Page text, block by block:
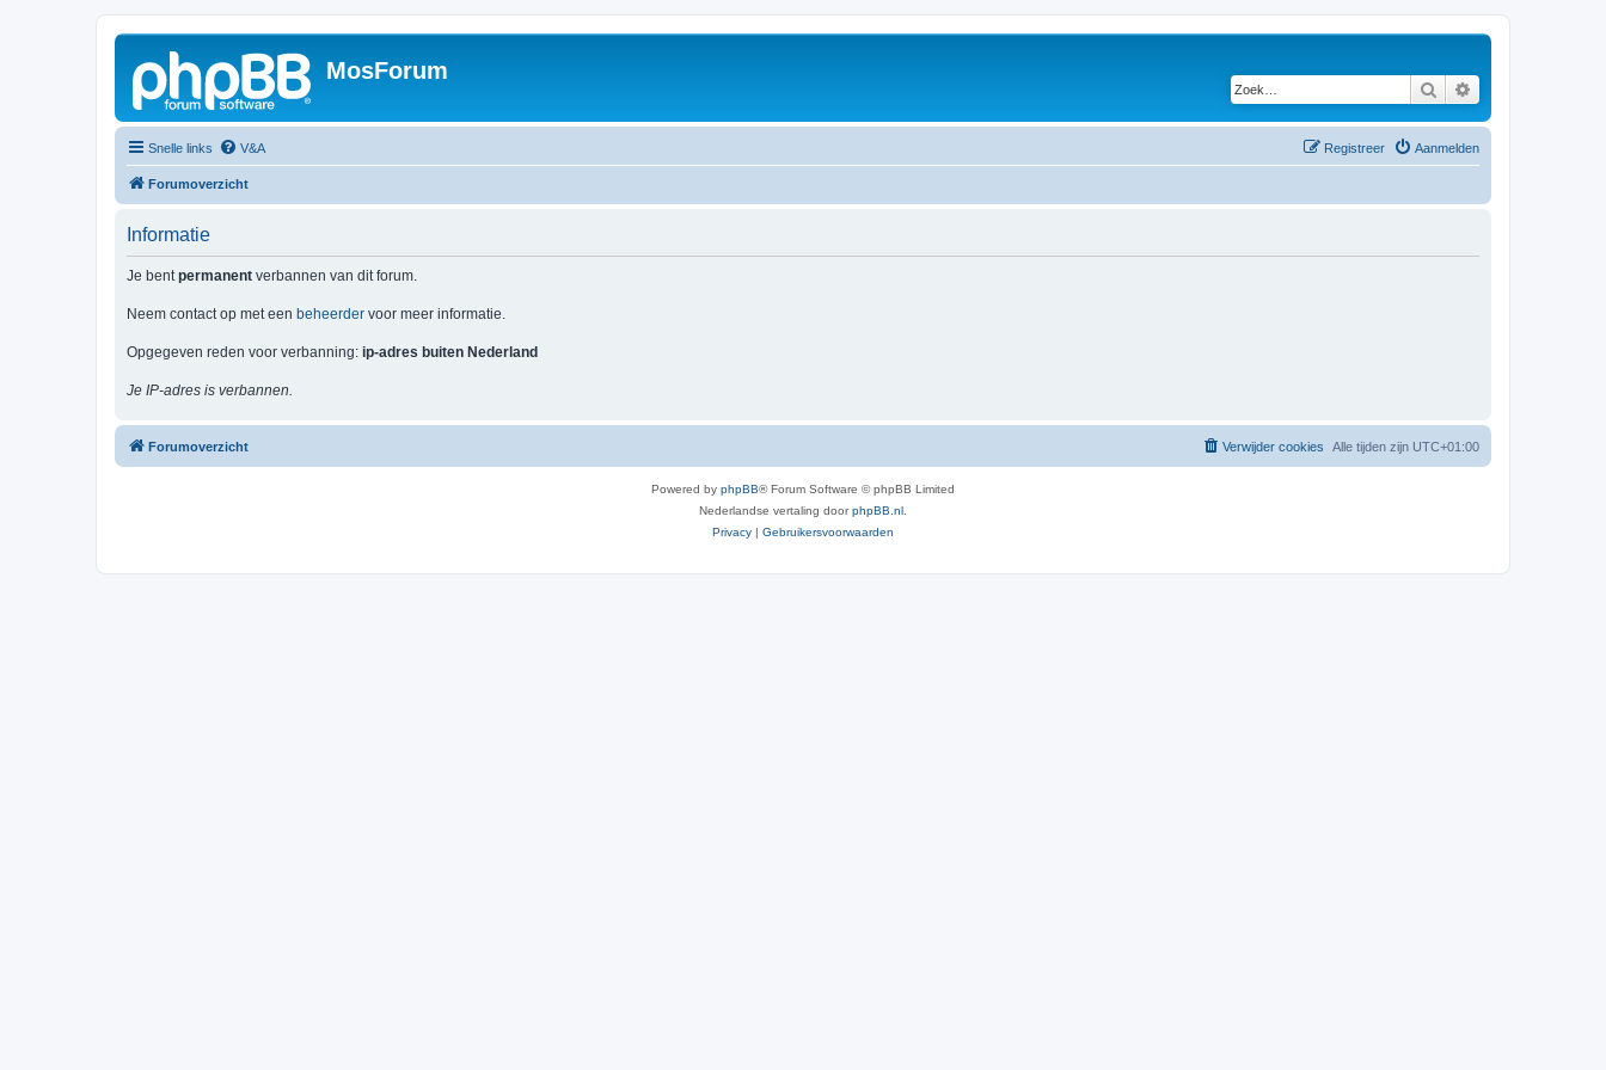
MosForum
Zoek
Snelle links V&A Aanmelden
Registreer
Forumoverzicht
Informatie
Je bentpermanent verbannen van dit forum.
Neem contact op met een beheerder voor meer informatie.
Opgegeven reden voor verbanning: ip-adres buiten Nederland
Je IP-adres is verbannen.
Forumoverzicht Alle tijden zijn UTC+01:00
Verwijder cookies
Powered by phpBB® Forum Software © phpBB Limited
Nederlandse vertaling doorphpBB.nl
Privacy | Gebruikersvoorwaarden